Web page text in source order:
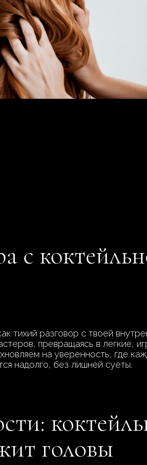
с
разговор с твоей
превращаясь в легкие,
на уверенность, где
надолго, без лишней суеты.
головы